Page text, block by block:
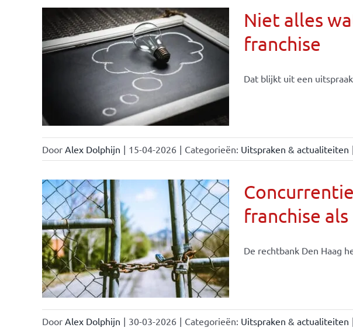
Niet alles
franchise
Dat blijkt uit een
Door Alex Dolphijn | 15-04-2026 | Categorieën: Uitspraken & actualiteiten |
franchise
De rechtbank Den Haag
Door Alex Dolphijn | 30-03-2026 | Categorieën: Uitspraken & actualiteiten |